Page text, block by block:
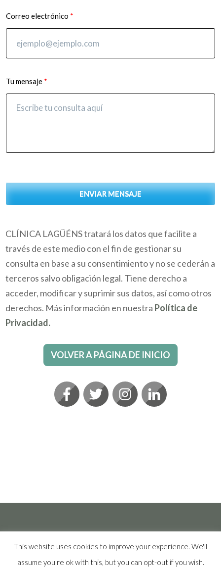
Correo electrónico
Tu mensaje
ENVIAR MENSAJE
CLÍNICA LAGÜÉNS tratará los datos que facilite a
través de este medio con el fin de gestionar su
consulta en base a su consentimiento y no se cederán a
terceros salvo obligación legal. Tiene derecho a
acceder, modificar y suprimir sus datos, así como otros
derechos. Más información en nuestra Política de
Privacidad.
VOLVER A PÁGINA DE INICIO
This website uses cookies to improve your experience. We'll
assume you're ok with this, but you can opt-out if you wish.